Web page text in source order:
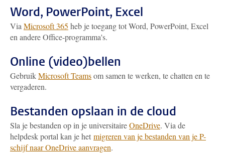
Word, PowerPoint, Excel
Via Microsoft 365 heb je toegang tot Word, PowerPoint, Excel
en andere Office-programma's.
Online (video)bellen
GebruikMicrosoft Teamsom samen te werken, te chatten en te
vergaderen.
Bestanden opslaan in de cloud
Sla je bestanden op in je universitaireOneDrive. Via de
helpdesk portal kan je het migreren van je bestanden van je P-
schijf naar OneDrive aanvragen.